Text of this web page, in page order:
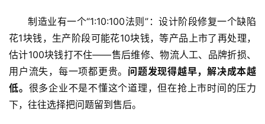
制造业有一个“1:10:100法则”：设计阶段修复一个缺陷
花1块钱，生产阶段可能花10块钱，等产品上市了再处理，
估计100块钱打不住——售后维修、物流人工、品牌折损、
用户流失，每一项都更贵。 问题发现得越早，解决成本越
低。 很多企业不是不懂这个道理，但在抢上市时间的压力
下，往往选择把问题留到售后。